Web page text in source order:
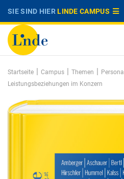
SIE SIND HIERLINDE CAMPUS
Startseite | Campus | Themen |
Leistungsbeziehungen im Konzern